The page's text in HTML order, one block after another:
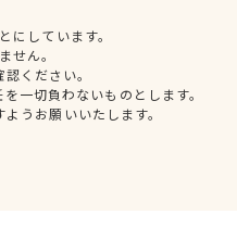
しています。
せん。
ください。
一切負わないものとします。
うお願いいたします。